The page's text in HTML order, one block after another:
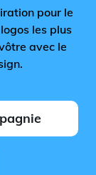
pour le
les plus
avec le